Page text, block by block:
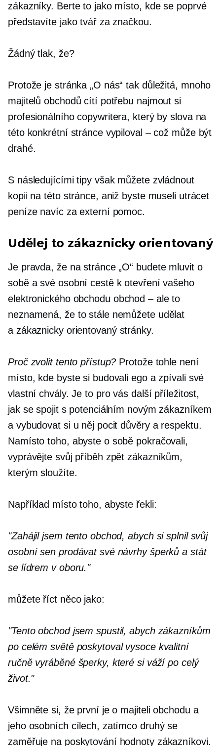
zákazníky. Berte to jako místo, kde se poprvé
představíte jako tvář za značkou.
Žádný tlak, že?
Protože je stránka „O nás“ tak důležitá, mnoho
majitelů obchodů cítí potřebu najmout si
profesionálního copywritera, který by slova na
této konkrétní stránce vypiloval – což může být
drahé.
S následujícími tipy však můžete zvládnout
kopii na této stránce, aniž byste museli utrácet
peníze navíc za externí pomoc.
Udělej to zákaznicky orientovaný
Je pravda, že na stránce „O“ budete mluvit o
sobě a své osobní cestě k otevření vašeho
elektronického obchodu obchod – aleto
neznamená, že to stále nemůžete udělat
a zákaznicky orientovanýstránky.
Proč zvolit tento přístup? Protože tohle není
místo, kde byste si budovali ego a zpívali své
vlastní chvály. Je to pro vás další příležitost,
jak se spojit s potenciálním novým zákazníkem
a vybudovat si u něj pocit důvěry a respektu.
Namísto toho, abyste o sobě pokračovali,
vyprávějte svůj příběh zpět zákazníkům,
kterým sloužíte.
Například místo toho, abyste řekli:
"Zahájil jsem tento obchod, abych si splnil svůj
osobní sen prodávat své návrhy šperků a stát
se lídrem v oboru."
můžete říct něco jako:
"Tento obchod jsem spustil, abych zákazníkům
po celém světě poskytoval vysoce kvalitní
ručně vyráběné šperky, které si váží po celý
život."
Všimněte si, že první je o majiteli obchodu a
jeho osobních cílech, zatímco druhý se
zaměřuje na poskytování hodnoty zákazníkovi.